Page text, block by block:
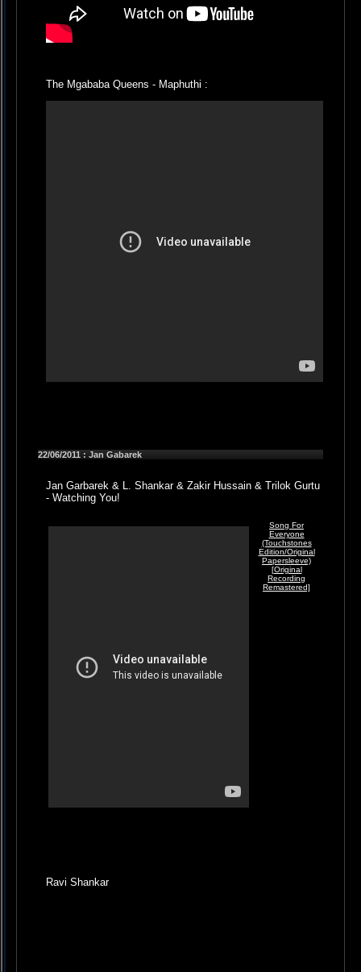
The Mgababa Queens - Maphuthi :
22/06/2011 : Jan Gabarek
Jan Garbarek & L. Shankar & Zakir Hussain & Trilok Gurtu
- Watching You!
Song For
Everyone
(Touchstones
Edition/Original
Papersleeve)
[Original
Recording
Remastered]
Ravi Shankar